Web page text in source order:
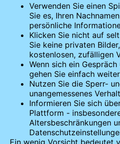
Verwenden Sie einen
Sie es, Ihren
persönliche
Klicken Sie nicht auf
Sie keine privaten
kostenlosen, zufälligen
Wenn sich ein
gehen Sie einfach
Nutzen Sie die Sperr-
unangemessenes
Informieren Sie sich
Plattform -
Altersbeschränkungen
Ein wenig Vorsicht bedeutet